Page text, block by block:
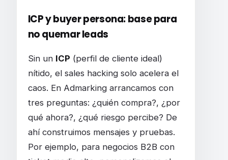
ICP y buyer persona: base para
no quemar leads
Sin un ICP (perfil de cliente ideal)
nítido, el sales hacking solo acelera el
caos. En Admarking arrancamos con
tres preguntas: ¿quién compra?, ¿por
qué ahora?, ¿qué riesgo percibe? De
ahí construimos mensajes y pruebas.
Por ejemplo, para negocios B2B con